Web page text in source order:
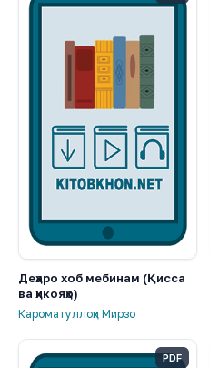
Деҳаро хоб мебинам (Қисса
ва ҳикояҳо)
Кароматуллоҳи Мирзо
PDF